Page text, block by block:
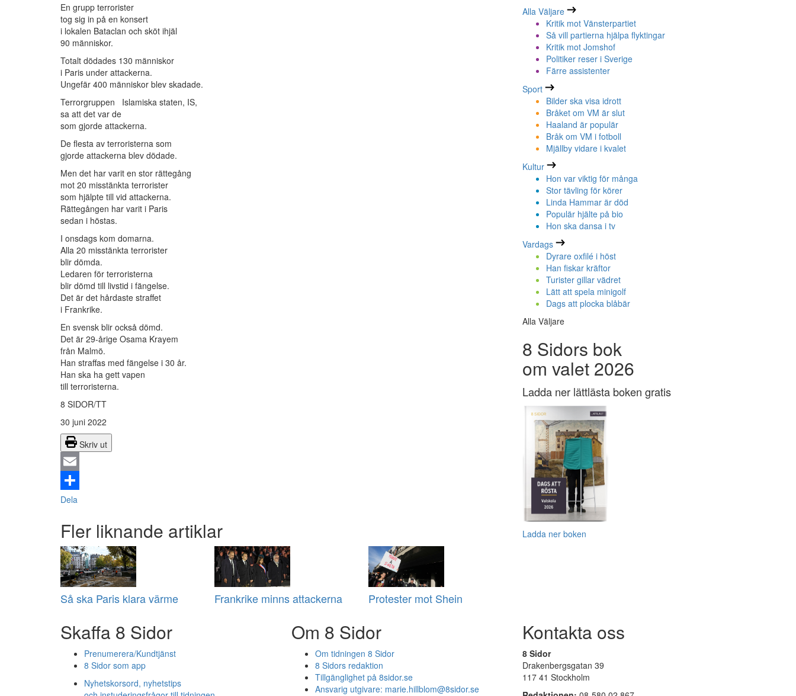
En grupp terrorister
tog sig in på en konsert
i lokalen Bataclan och sköt ihjäl
90 människor.
Totalt dödades 130 människor
i Paris under attackerna.
Ungefär 400 människor blev skadade.
Terrorgruppen Islamiska staten, IS,
sa att det var de
som gjorde attackerna.
De flesta av terroristerna som
gjorde attackerna blev dödade.
Men det har varit en stor rättegång
mot 20 misstänkta terrorister
som hjälpte till vid attackerna.
Rättegången har varit i Paris
sedan i höstas.
I onsdags kom domarna.
Alla 20 misstänkta terrorister
blir dömda.
Ledaren för terroristerna
blir dömd till livstid i fängelse.
Det är det hårdaste straffet
i Frankrike.
En svensk blir också dömd.
Det är 29-årige Osama Krayem
från Malmö.
Han straffas med fängelse i 30 år.
Han ska ha gett vapen
till terroristerna.
8 SIDOR/TT
30 juni 2022
Skriv ut
Email
Dela
Fler liknande artiklar
Så ska Paris klara värme Frankrike minns attackerna Protester mot Shein
Alla Väljare
Kritik mot Vänsterpartiet
Så vill partierna hjälpa flyktingar
Kritik mot Jomshof
Politiker reser i Sverige
Färre assistenter
Sport
Bilder ska visa idrott
Bråket om VM är slut
Haaland är populär
Bråk om VM i fotboll
Mjällby vidare i kvalet
Kultur
Hon var viktig för många
Stor tävling för körer
Linda Hammar är död
Populär hjälte på bio
Hon ska dansa i tv
Vardags
Dyrare oxfilé i höst
Han fiskar kräftor
Turister gillar vädret
Lätt att spela minigolf
Dags att plocka blåbär
Alla Väljare
8 Sidors bok
om valet 2026
Ladda ner lättlästa boken gratis
Ladda ner boken
Skaffa 8 Sidor
Prenumerera/Kundtjänst
8 Sidor som app
Nyhetskorsord, nyhetstips
Om 8 Sidor
Om tidningen 8 Sidor
8 Sidors redaktion
Tillgänglighet på 8sidor.se
Ansvarig utgivare: marie.hillblom@8sidor.se
Kontakta oss
8 Sidor
Drakenbergsgatan 39
117 41 Stockholm